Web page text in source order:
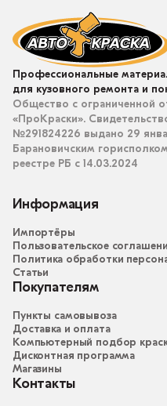
Профессиональные
для кузовного ремонта и
Общество с ограниченной
«ПроКраски».
№291824226 выдано 29
Барановичским
реестре РБ с 14.03.2024
Информация
Импортёры
Пользовательское
Политика обработки
Статьи
Покупателям
Пункты самовывоза
Доставка и оплата
Компьютерный подбор
Дисконтная программа
Магазины
Контакты